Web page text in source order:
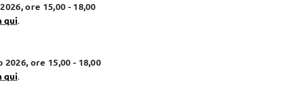
ore 15,00 - 18,00
qui.
ore 15,00 - 18,00
qui.